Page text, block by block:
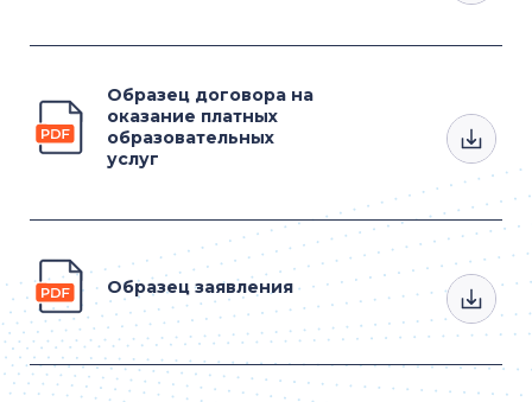
Образец договора на
оказание платных
образовательных
услуг
Образец заявления